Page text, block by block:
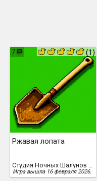
7 (1)
Ржавая лопата
Студия Ночных Шалунов Дискорда
Игра вышла 16 февраля 2026.